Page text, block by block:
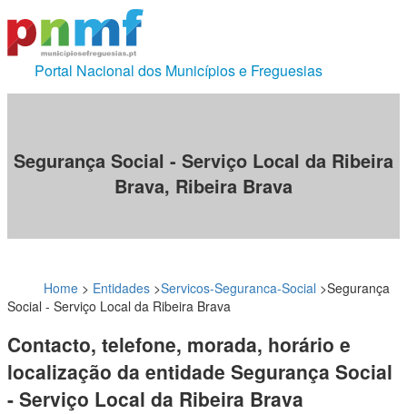
Portal Nacional dos Municípios e Freguesias
Segurança Social - Serviço Local da Ribeira
Brava, Ribeira Brava
Home > Entidades >Servicos-Seguranca-Social >Segurança
Social - Serviço Local da Ribeira Brava
Contacto, telefone, morada, horário e
localização da entidade Segurança Social
- Serviço Local da Ribeira Brava